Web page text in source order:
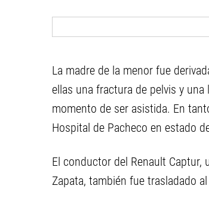
La madre de la menor fue
ellas una fractura de pelvis y
momento de ser asistida. En
Hospital de Pacheco en estado
El conductor del Renault
Zapata, también fue trasladado